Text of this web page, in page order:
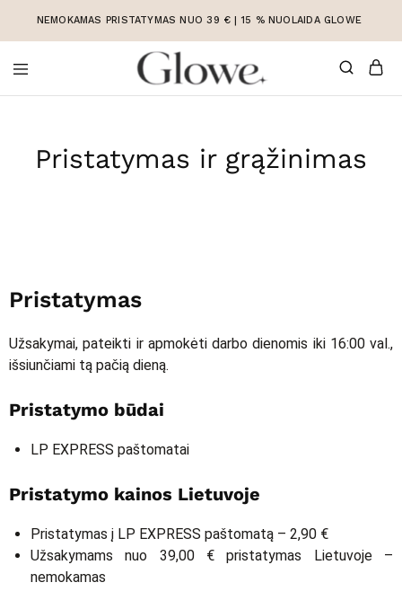
NEMOKAMAS PRISTATYMAS NUO 39 € | 15 % NUOLAIDA GLOWE
Korėjietiška
Korėjietiška
Pristatymas ir grąžinimas
Pristatymas
Užsakymai, pateikti ir apmokėti darbo dienomis iki 16:00 val.,
išsiunčiami tą pačią dieną.
Pristatymo būdai
LP EXPRESS paštomatai
Pristatymo kainos Lietuvoje
Pristatymas į LP EXPRESS paštomatą – 2,90 €
Užsakymams nuo 39,00 € pristatymas Lietuvoje –
nemokamas